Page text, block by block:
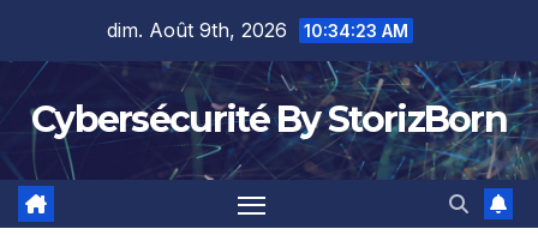
content
dim. Août 9th, 2026 10:34:24 AM
Cybersécurité By StorizBorn